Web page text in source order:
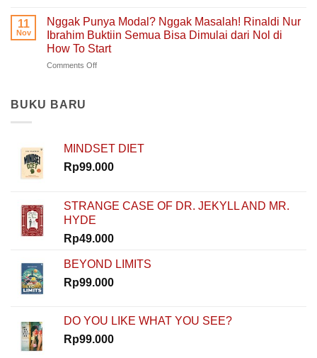
Diri
Sendiri
Ditemukan
Fitria
Saat
Mengajar
di
Tapi
Niat:
Kisah
Rinaldi
11
Nov
Nggak Punya Modal? Nggak Masalah! Rinaldi Nur
Ibrahim Buktiin Semua Bisa Dimulai dari Nol di
How To Start
Comments Offon
Nur
Ibrahim
Buktiin
Dimulai
Nol
di
To
Start
BUKU BARU
MINDSET DIET
Rp99.000
STRANGE CASE OF DR. JEKYLL AND MR.
HYDE
Rp49.000
BEYOND LIMITS
Rp99.000
DO YOU LIKE WHAT YOU SEE?
Rp99.000